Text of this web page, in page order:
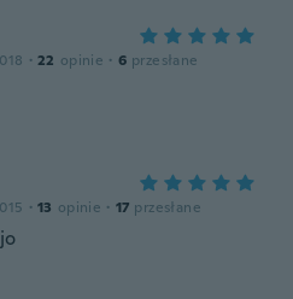
· 22 opinie · 6 przesłane
· 13 opinie · 17 przesłane